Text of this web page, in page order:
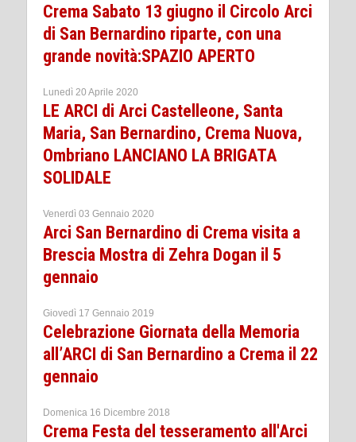
Crema Sabato 13 giugno il Circolo Arci
di San Bernardino riparte, con una
grande novità:SPAZIO APERTO
Lunedì 20 Aprile 2020
LE ARCI di Arci Castelleone, Santa
Maria, San Bernardino, Crema Nuova,
Ombriano LANCIANO LA BRIGATA
SOLIDALE
Venerdì 03 Gennaio 2020
Arci San Bernardino di Crema visita a
Brescia Mostra di Zehra Dogan il 5
gennaio
Giovedì 17 Gennaio 2019
Celebrazione Giornata della Memoria
all’ARCI di San Bernardino a Crema il 22
gennaio
Domenica 16 Dicembre 2018
Crema Festa del tesseramento all'Arci